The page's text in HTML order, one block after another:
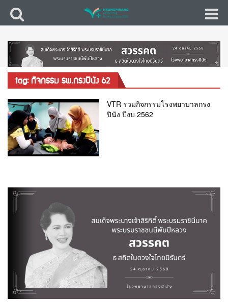
tag: กิจกรรม รพ.กรงปินัง 62
VTR รวมกิจกรรมโรงพยาบาลกรง
ปินัง ปีงบ 2562